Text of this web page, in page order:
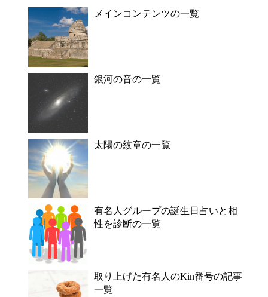
メインコンテンツの一覧
銀河の音の一覧
太陽の紋章の一覧
有名人グループの誕生日占いと相
性を診断の一覧
取り上げた有名人のKin番号の記事
一覧